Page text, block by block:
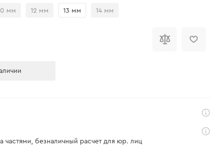
мм 12 мм 13 мм 14 мм
частями, безналичный расчет для юр. лиц